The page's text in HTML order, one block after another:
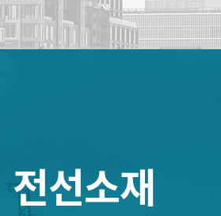
전선소재